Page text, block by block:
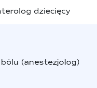
dziecięcy
(anestezjolog)